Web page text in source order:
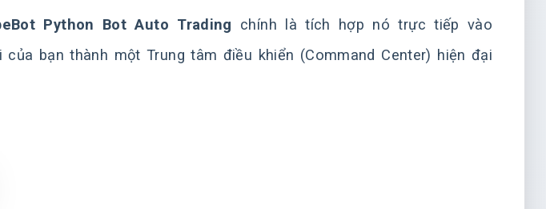
Python Bot Auto Trading chính là tích hợp nó trực tiếp vào
bạn thành một Trung tâm điều khiển (Command Center) hiện đại